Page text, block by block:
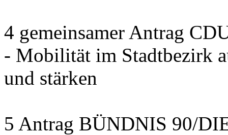
4 gemeinsamer Antrag
- Mobilität im Stadtbezirk
und stärken
5 Antrag BÜNDNIS 90/